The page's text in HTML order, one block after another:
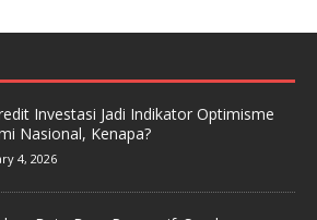
Investasi Jadi Indikator Optimisme
Nasional, Kenapa?
4, 2026